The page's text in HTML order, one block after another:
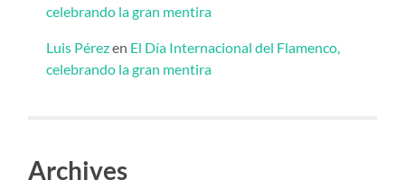
celebrando la gran mentira
Luis Pérezen El Día Internacional del Flamenco,
celebrando la gran mentira
Archives